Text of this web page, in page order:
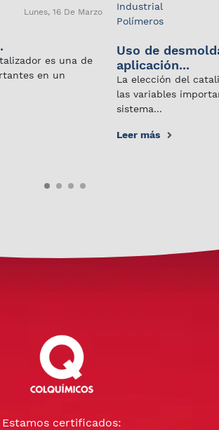
Lunes, 16 De Marzo
es una de
en un
Industrial
Polímeros
Uso de
aplicación...
La elección del
las variables
sistema...
Leer más
Estamos certificados: